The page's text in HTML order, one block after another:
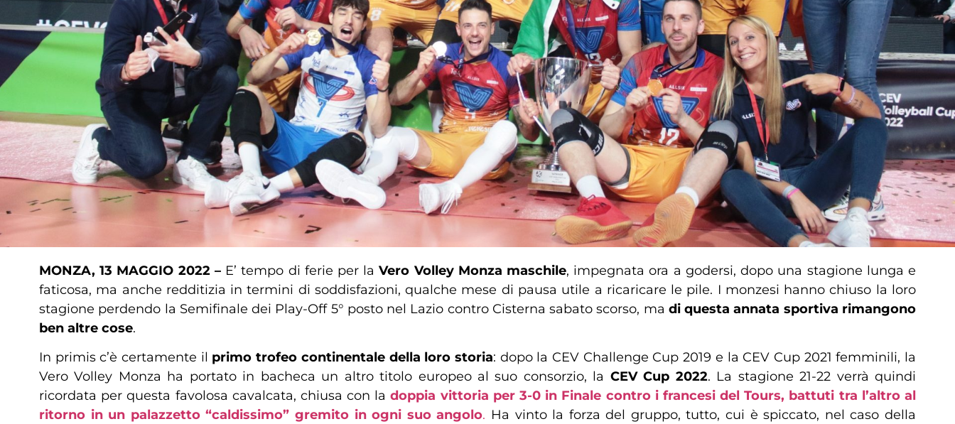
MONZA, 13 MAGGIO 2022 –E’ tempo di ferie per laVero Volley Monza maschile, impegnata ora a godersi, dopo una stagione lunga e
faticosa, ma anche redditizia in termini di soddisfazioni, qualche mese di pausa utile a ricaricare le pile. I monzesi hanno chiuso la loro
stagione perdendo la Semifinale dei Play-Off 5° posto nel Lazio contro Cisterna sabato scorso, ma di questa annata sportiva rimangono
ben altre cose.
In primis c’è certamente il primo trofeo continentale della loro storia: dopo la CEV Challenge Cup 2019 e la CEV Cup 2021 femminili, la
Vero Volley Monza ha portato in bacheca un altro titolo europeo al suo consorzio, la CEV Cup 2022. La stagione 21-22 verrà quindi
ricordata per questa favolosa cavalcata, chiusa con ladoppia vittoria per 3-0 in Finale contro i francesi del Tours, battuti tra l’altro al
ritorno in un palazzetto “caldissimo” gremito in ogni suo angolo. Ha vinto la forza del gruppo, tutto, cui è spiccato, nel caso della